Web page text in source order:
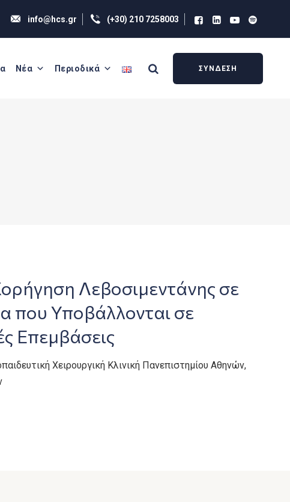
info@hcs.gr (+30) 210 7258003
Νέα Περιοδικά ΣΥΝΔΕΣΗ
Λεβοσιμεντάνης σε
που Υποβάλλονται σε
Επεμβάσεις
Χειρουργική Κλινική Πανεπιστημίου Αθηνών,